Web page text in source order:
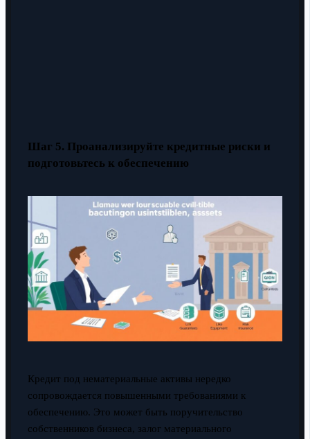
Шаг 5. Проанализируйте кредитные риски и
подготовьтесь к обеспечению
Кредит под нематериальные активы нередко
сопровождается повышенными требованиями к
обеспечению. Это может быть поручительство
собственников бизнеса, залог материального